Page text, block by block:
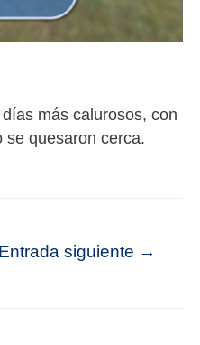
más calurosos, con
se quesaron cerca.
Entrada siguiente →